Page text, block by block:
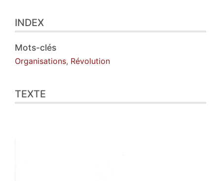
Texte
Illustrations
Citer cet article
Auteur
INDEX
Mots-clés
Organisations, Révolution
TEXTE